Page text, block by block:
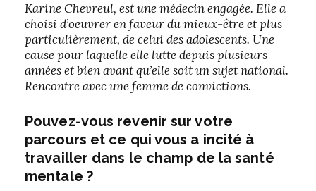
Karine Chevreul, est une médecin engagée. Elle a
choisi d’oeuvrer en faveur du mieux-être et plus
particulièrement, de celui des adolescents. Une
cause pour laquelle elle lutte depuis plusieurs
années et bien avant qu’elle soit un sujet national.
Rencontre avec une femme de convictions.
Pouvez-vous revenir sur votre
parcours et ce qui vous a incité à
travailler dans le champ de la santé
mentale ?